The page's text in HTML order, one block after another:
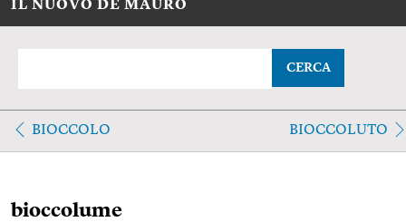
IL NUOVO DE MAURO
CERCA
BIOCCOLO BIOCCOLUTO
bioccolume